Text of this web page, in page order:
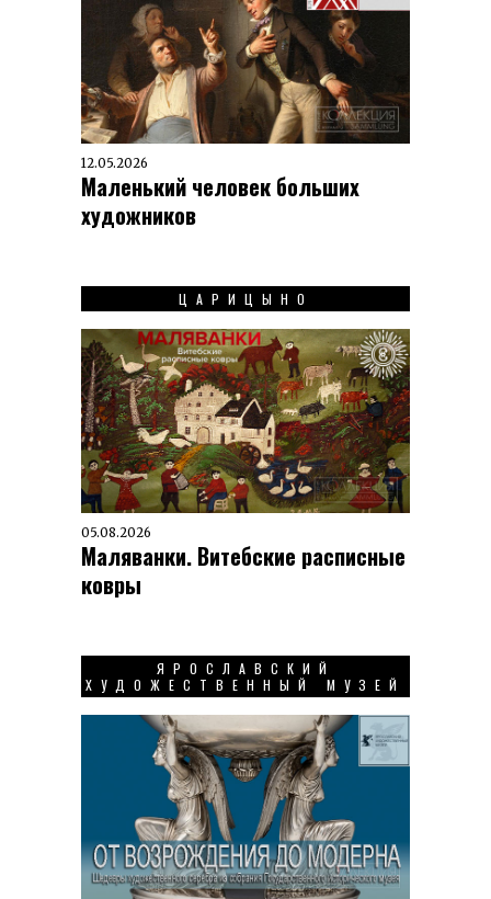
12.05.2026
Маленький человек больших
художников
ЦАРИЦЫНО
05.08.2026
Маляванки. Витебские расписные
ковры
ЯРОСЛАВСКИЙ
ХУДОЖЕСТВЕННЫЙ МУЗЕЙ